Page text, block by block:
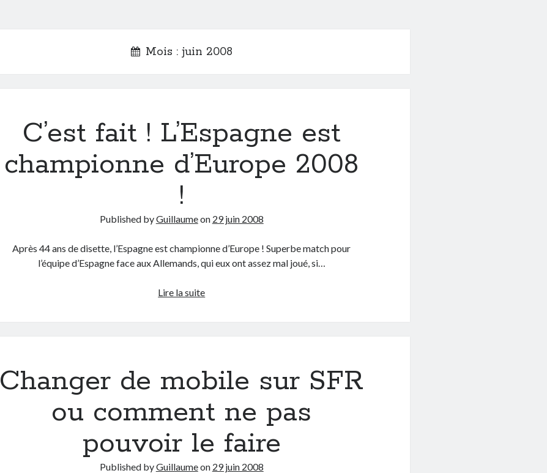
Mois : juin 2008
C’est fait ! L’Espagne est
championne d’Europe 2008
!
Published byGuillaumeon 29 juin 2008
Après 44 ans de disette, l’Espagne est championne d’Europe ! Superbe match pour
l’équipe d’Espagne face aux Allemands, qui eux ont assez mal joué, si…
Lire la suiteC’est
d’Europe
!
Changer de mobile sur SFR
ou comment ne pas
pouvoir le faire
Published byGuillaumeon 29 juin 2008